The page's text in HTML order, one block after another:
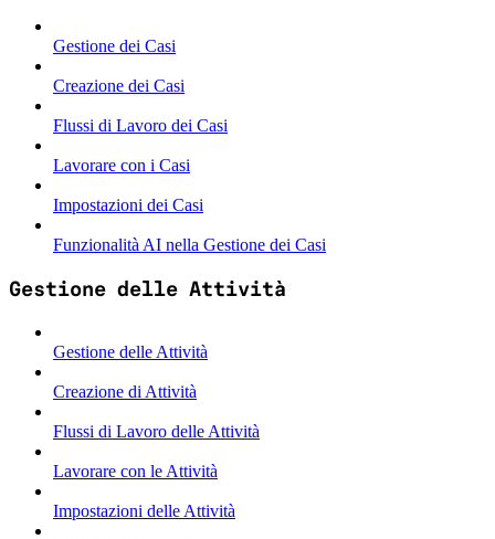
Gestione dei Casi
Creazione dei Casi
Flussi di Lavoro dei Casi
Lavorare con i Casi
Impostazioni dei Casi
Funzionalità AI nella Gestione dei Casi
Gestione delle Attività
Gestione delle Attività
Creazione di Attività
Flussi di Lavoro delle Attività
Lavorare con le Attività
Impostazioni delle Attività